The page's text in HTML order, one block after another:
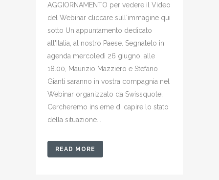
AGGIORNAMENTO per vedere il Video
del Webinar cliccare sull'immagine qui
sotto Un appuntamento dedicato
all'Italia, al nostro Paese. Segnatelo in
agenda mercoledì 26 giugno, alle
18.00, Maurizio Mazziero e Stefano
Gianti saranno in vostra compagnia nel
Webinar organizzato da Swissquote.
Cercheremo insieme di capire lo stato
della situazione...
READ MORE